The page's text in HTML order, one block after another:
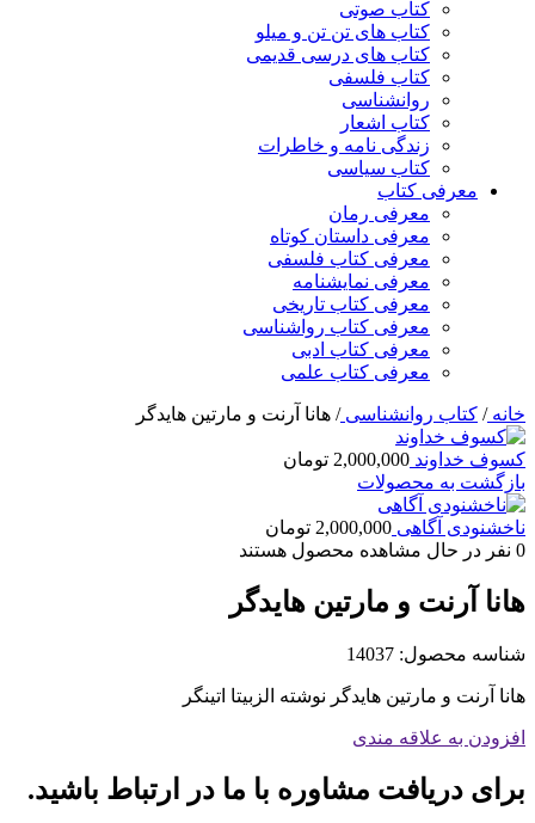
کتاب صوتی
کتاب های تن تن و میلو
کتاب های درسی قدیمی
کتاب فلسفی
روانشناسی
کتاب اشعار
زندگی نامه و خاطرات
کتاب سیاسی
معرفی کتاب
معرفی رمان
معرفی داستان کوتاه
معرفی کتاب فلسفی
معرفی نمایشنامه
معرفی کتاب تاریخی
معرفی کتاب رواشناسی
معرفی کتاب ادبی
معرفی کتاب علمی
خانه/ کتاب روانشناسی/ هانا آرنت و مارتین هایدگر
کسوف خداوند 2,000,000 تومان
بازگشت به محصولات
ناخشنودی آگاهی 2,000,000 تومان
0 نفر در حال مشاهده محصول هستند
هانا آرنت و مارتین هایدگر
شناسه محصول: 14037
هانا آرنت و مارتین هایدگر نوشته الزبیتا اتینگر
افزودن به علاقه مندی
برای دریافت مشاوره با ما در ارتباط باشید.